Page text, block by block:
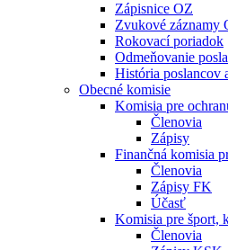
Zápisnice OZ
Zvukové záznamy
Rokovací poriadok
Odmeňovanie
História poslancov
Obecné komisie
Komisia pre
Členovia
Zápisy
Finančná komisia
Členovia
Zápisy FK
Účasť
Komisia pre šport,
Členovia